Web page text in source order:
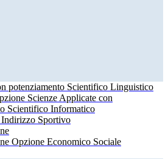
potenziamento Scientifico Linguistico
Scienze Applicate con
Scientifico Informatico
Sportivo
Opzione Economico Sociale